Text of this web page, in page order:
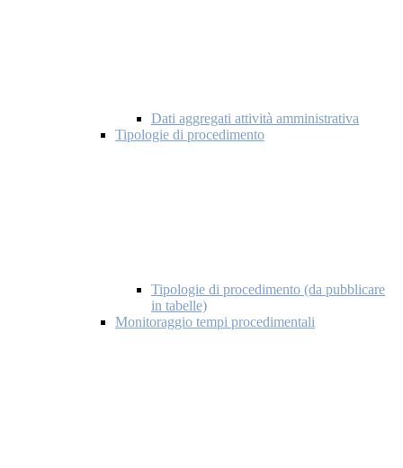
Dati aggregati attività amministrativa
Tipologie di procedimento
Tipologie di procedimento (da pubblicare
in tabelle)
Monitoraggio tempi procedimentali